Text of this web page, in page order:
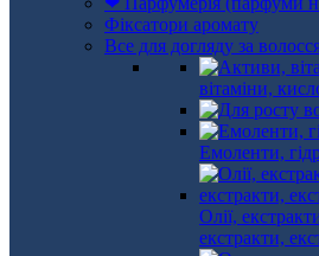
Фіксатори аромату
Все для догляду за
вітаміни,
Емоленти,
Олії,
екстракти,